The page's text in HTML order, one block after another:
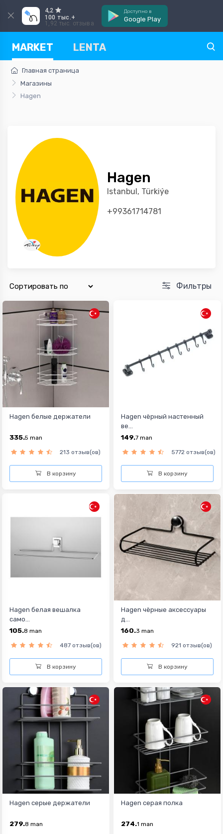
4,2
100 тыс.+
1,92 тыс. отзыва
Доступно в
Google Play
MARKET LENTA
Главная страница
Магазины
Hagen
Hagen
Istanbul, Türkiýe
+99361714781
Фильтры
Hagen белые держатели
335.5 man
213 отзыв(ов)
В корзину
Hagen чёрный настенный
ве...
149.7 man
5772 отзыв(ов)
В корзину
Hagen белая вешалка
само...
105.8 man
487 отзыв(ов)
В корзину
Hagen чёрные аксессуары
д...
160.3 man
921 отзыв(ов)
В корзину
Hagen серые держатели
279.8 man
Hagen серая полка
274.1 man